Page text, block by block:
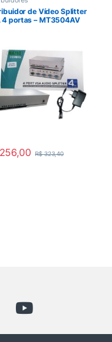
de Vídeo Splitter
4 portas – MT3504AV
R$323,40